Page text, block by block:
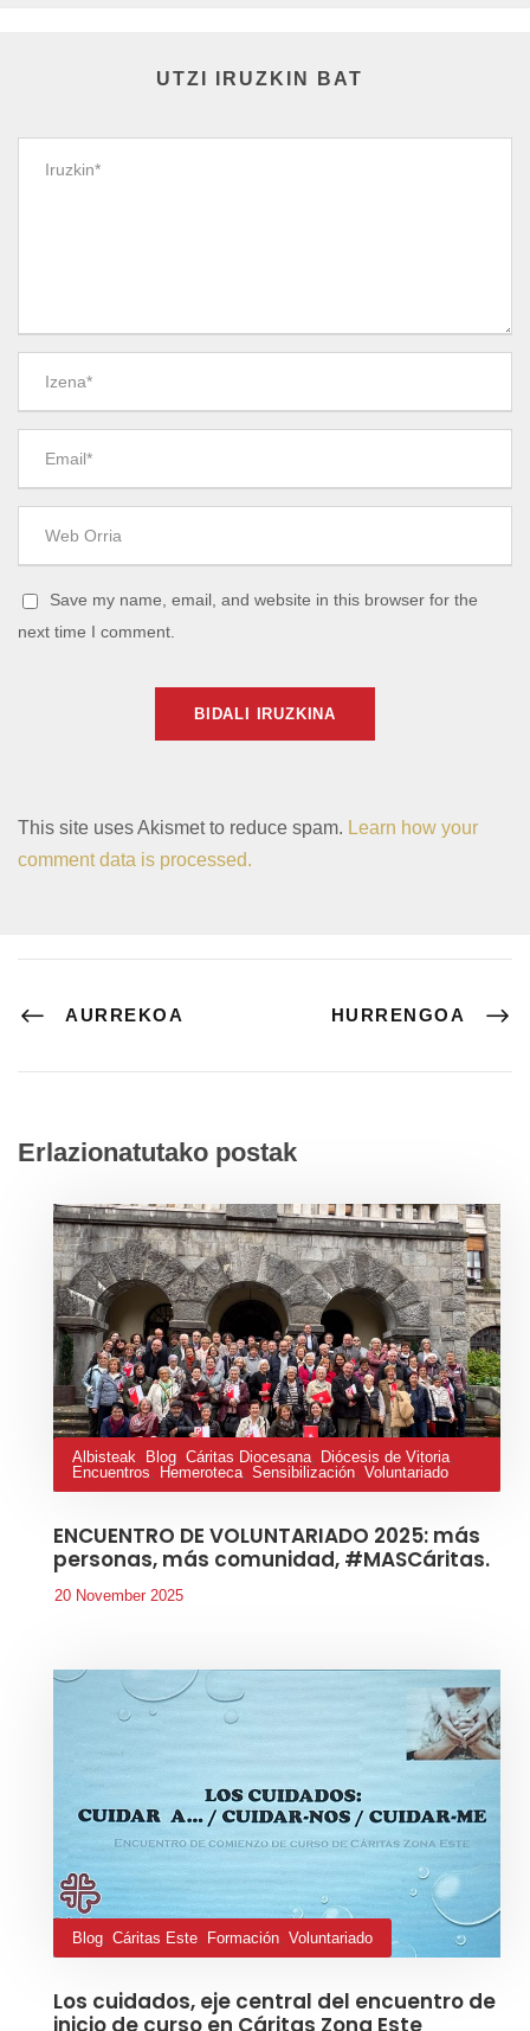
UTZI IRUZKIN BAT
Save my name, email, and website in this browser for the
next time I comment.
This site uses Akismet to reduce spam. Learn how your
comment data is processed.
AURREKOA HURRENGOA
Erlazionatutako postak
Albisteak Blog Cáritas Diocesana Diócesis de Vitoria
Encuentros
Hemeroteca Sensibilización Voluntariado
ENCUENTRO DE VOLUNTARIADO 2025: más
personas, más comunidad, #MASCáritas.
20 November 2025
Blog Cáritas Este Formación Voluntariado
Los cuidados, eje central del encuentro de
inicio de curso en Cáritas Zona Este